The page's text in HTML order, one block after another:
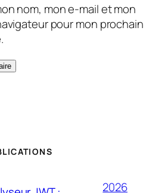
nom, mon e-mail et mon
pour mon prochain
2026